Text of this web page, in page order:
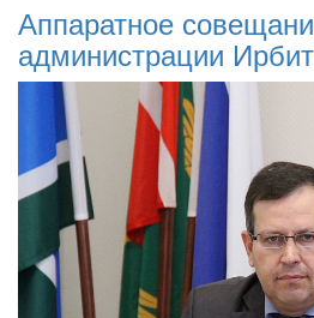
Аппаратное
администрации